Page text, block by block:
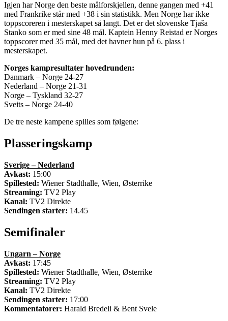
Igjen har Norge den beste målforskjellen, denne gangen med +41
med Frankrike står med +38 i sin statistikk. Men Norge har ikke
toppscoreren i mesterskapet så langt. Det er det slovenske Tjaša
Stanko som er med sine 48 mål. Kaptein Henny Reistad er Norges
toppscorer med 35 mål, med det havner hun på 6. plass i
mesterskapet.
Norges kampresultater hovedrunden:
Danmark – Norge 24-27
Nederland – Norge 21-31
Norge – Tyskland 32-27
Sveits – Norge 24-40
De tre neste kampene spilles som følgene:
Plasseringskamp
Sverige – Nederland
Avkast: 15:00
Spillested: Wiener Stadthalle, Wien, Østerrike
Streaming: TV2 Play
Kanal: TV2 Direkte
Sendingen starter: 14.45
Semifinaler
Ungarn – Norge
Avkast: 17:45
Spillested: Wiener Stadthalle, Wien, Østerrike
Streaming: TV2 Play
Kanal: TV2 Direkte
Sendingen starter: 17:00
Kommentatorer: Harald Bredeli & Bent Svele